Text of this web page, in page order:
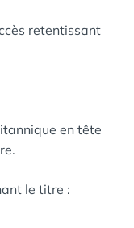
retentissant
en tête
le titre :